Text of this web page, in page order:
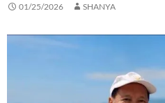
01/25/2026 SHANYA